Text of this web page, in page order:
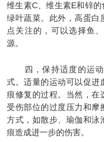
维生素C、维生素E和锌
绿叶蔬菜。此外，高蛋白
点关注的，可以选择鱼
源。
四，保持适度的运动
式。适量的运动可以促进
痕修复的过程。当然，在
受伤部位的过度压力和摩
方式，如散步、瑜伽和泳
痕造成进一步的伤害。